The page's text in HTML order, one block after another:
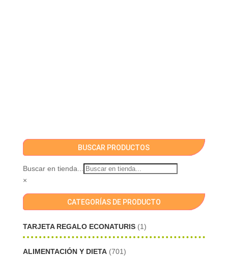
BUSCAR PRODUCTOS
Buscar en tienda...
×
CATEGORÍAS DE PRODUCTO
TARJETA REGALO ECONATURIS (1)
ALIMENTACIÓN Y DIETA (701)